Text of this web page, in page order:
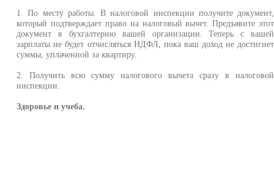
1. По месту работы. В налоговой инспекции получите документ,
который подтверждает право на налоговый вычет. Предъявите этот
документ в бухгалтерию вашей организации. Теперь с вашей
зарплаты не будет отчисляться НДФЛ, пока ваш доход не достигнет
суммы, уплаченной за квартиру.
2. Получить всю сумму налогового вычета сразу в налоговой
инспекции.
Здоровье и учеба.